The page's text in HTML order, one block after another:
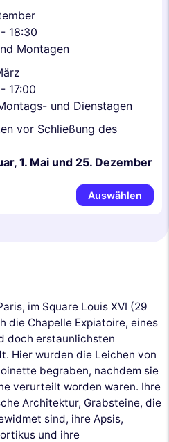
18:30
Montagen
17:00
und Dienstagen
vor Schließung des
1. Mai und 25. Dezember
Auswählen
im Square Louis XVI (29
die Chapelle Expiatoire, eines
doch erstaunlichsten
Hier wurden die Leichen von
begraben, nachdem sie
verurteilt worden waren. Ihre
Architektur, Grabsteine, die
sind, ihre Apsis,
und ihre